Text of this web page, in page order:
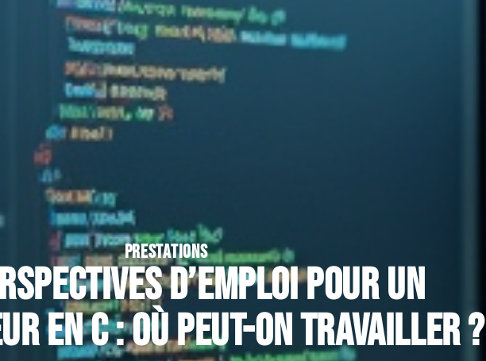
PRESTATIONS
d’emploi pour un
en C : où peut-on travailler ?